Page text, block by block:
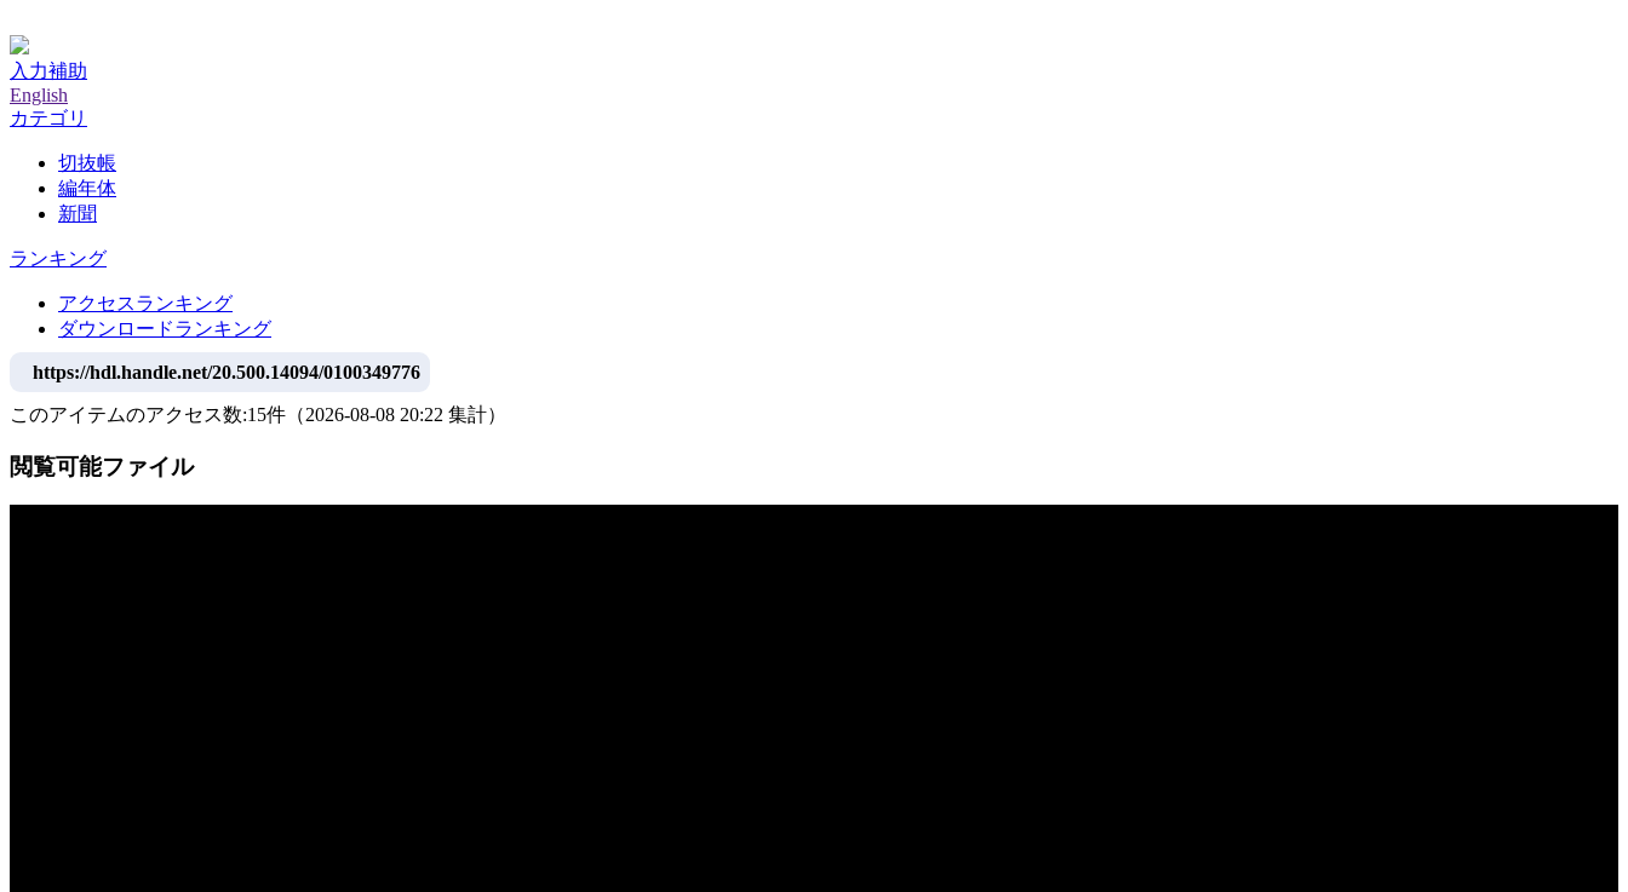
入力補助
English
カテゴリ
切抜帳
編年体
新聞
ランキング
アクセスランキング
ダウンロードランキング
https://hdl.handle.net/20.500.14094/0100349776
このアイテムのアクセス数:15件 （2026-08-08 20:22 集計）
閲覧可能ファイル